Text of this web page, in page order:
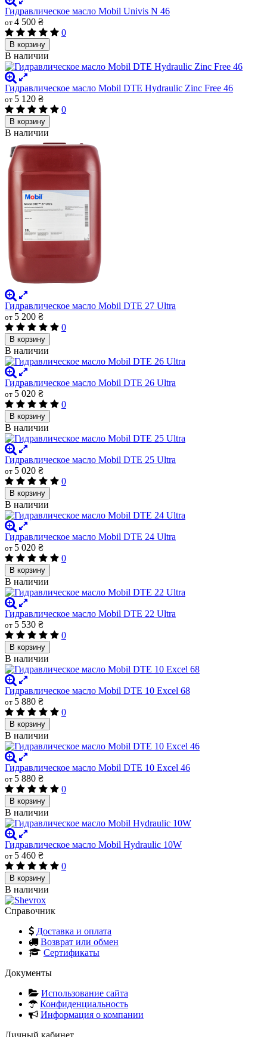
Гидравлическое масло Mobil Univis N 46
от 4 500 ₴
0
В корзину
В наличии
Гидравлическое масло Mobil DTE Hydraulic Zinc Free 46
от 5 120 ₴
0
В корзину
В наличии
Гидравлическое масло Mobil DTE 27 Ultra
от 5 200 ₴
0
В корзину
В наличии
Гидравлическое масло Mobil DTE 26 Ultra
от 5 020 ₴
0
В корзину
В наличии
Гидравлическое масло Mobil DTE 25 Ultra
от 5 020 ₴
0
В корзину
В наличии
Гидравлическое масло Mobil DTE 24 Ultra
от 5 020 ₴
0
В корзину
В наличии
Гидравлическое масло Mobil DTE 22 Ultra
от 5 530 ₴
0
В корзину
В наличии
Гидравлическое масло Mobil DTE 10 Excel 68
от 5 880 ₴
0
В корзину
В наличии
Гидравлическое масло Mobil DTE 10 Excel 46
от 5 880 ₴
0
В корзину
В наличии
Гидравлическое масло Mobil Hydraulic 10W
от 5 460 ₴
0
В корзину
В наличии
Справочник
Доставка и оплата
Возврат или обмен
Сертификаты
Документы
Использование сайта
Конфиденциальность
Информация о компании
Личный кабинет